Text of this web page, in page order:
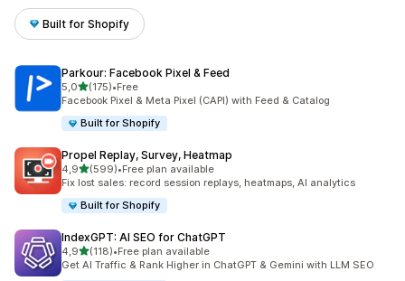
Built for Shopify
Parkour: Facebook Pixel & Feed
5,0/ 5 tähteä
(175)
175 arvostelua yhteensä
•Free
Facebook Pixel & Meta Pixel (CAPI) with Feed & Catalog
Built for Shopify
Propel Replay, Survey, Heatmap
4,9/ 5 tähteä
(599)
599 arvostelua yhteensä
•Free plan available
Fix lost sales: record session replays, heatmaps, AI analytics
Built for Shopify
IndexGPT: AI SEO for ChatGPT
4,9/ 5 tähteä
(118)
118 arvostelua yhteensä
•Free plan available
Get AI Traffic & Rank Higher in ChatGPT & Gemini with LLM SEO